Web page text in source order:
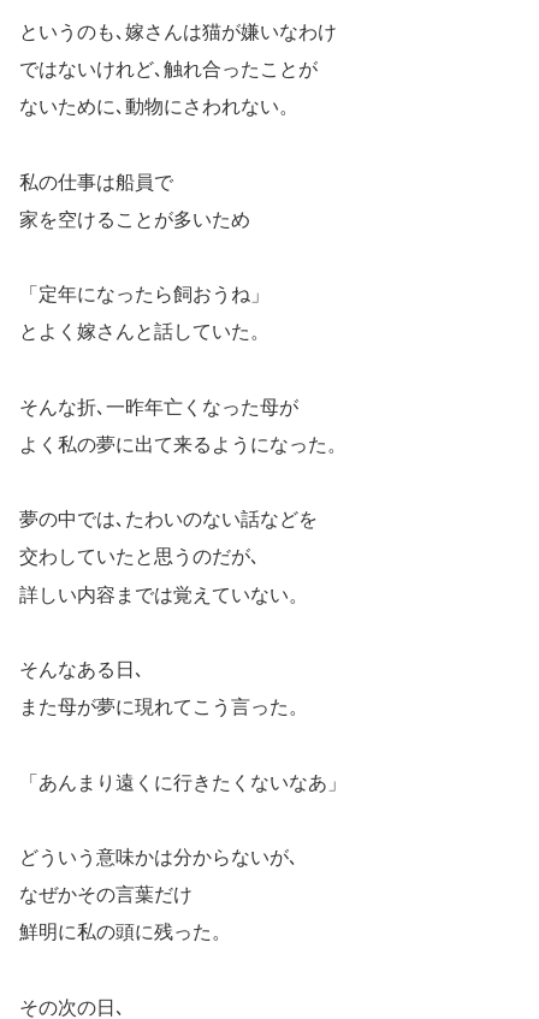
というのも､嫁さんは猫が嫌いなわけ
ではないけれど､触れ合ったことが
ないために､動物にさわれない。
私の仕事は船員で
家を空けることが多いため
「定年になったら飼おうね」
とよく嫁さんと話していた。
そんな折､一昨年亡くなった母が
よく私の夢に出て来るようになった。
夢の中では､たわいのない話などを
交わしていたと思うのだが､
詳しい内容までは覚えていない。
そんなある日､
また母が夢に現れてこう言った。
「あんまり遠くに行きたくないなあ」
どういう意味かは分からないが､
なぜかその言葉だけ
鮮明に私の頭に残った。
その次の日､